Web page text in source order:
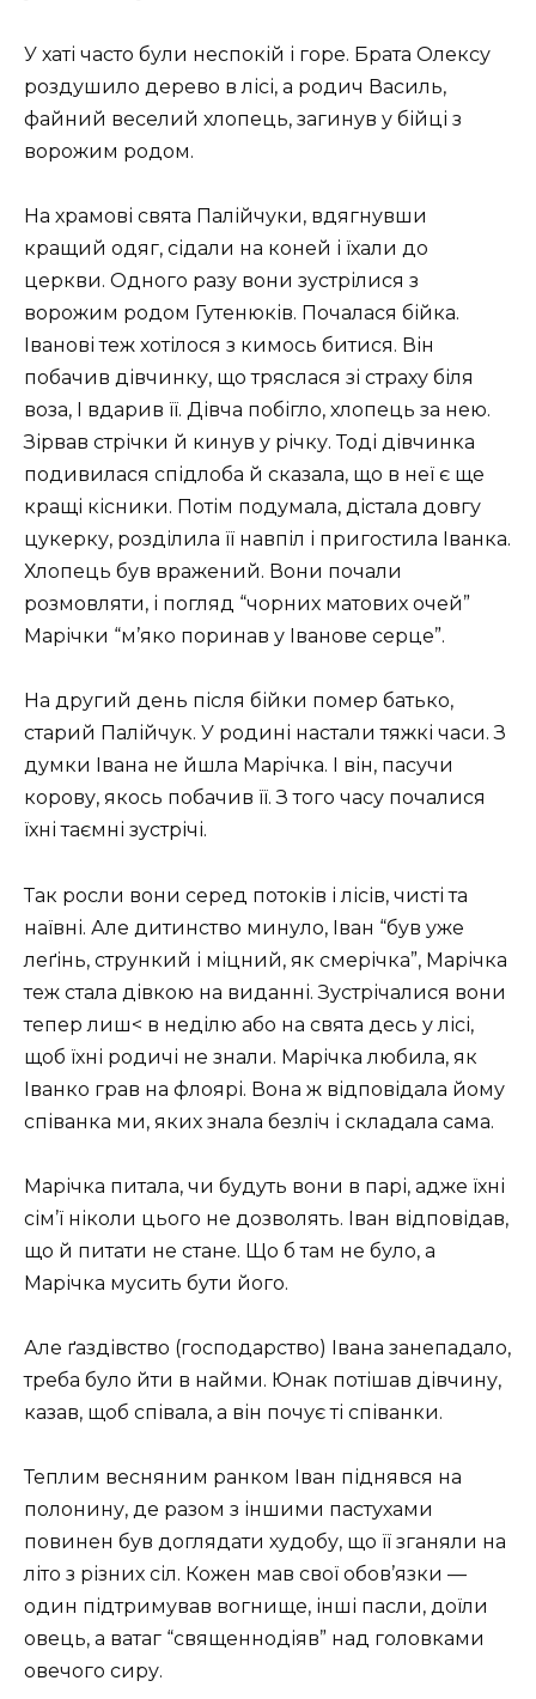
У хаті часто були неспокій і горе. Брата Олексу
роздушило дерево в лісі, а родич Василь,
файний веселий хлопець, загинув у бійці з
ворожим родом.
На храмові свята Палійчуки, вдягнувши
кращий одяг, сідали на коней і їхали до
церкви. Одного разу вони зустрілися з
ворожим родом Гутенюків. Почалася бійка.
Іванові теж хотілося з кимось битися. Він
побачив дівчинку, що тряслася зі страху біля
воза, І вдарив її. Дівча побігло, хлопець за нею.
Зірвав стрічки й кинув у річку. Тоді дівчинка
подивилася спідлоба й сказала, що в неї є ще
кращі кісники. Потім подумала, дістала довгу
цукерку, розділила її навпіл і пригостила Іванка.
Хлопець був вражений. Вони почали
розмовляти, і погляд “чорних матових очей”
Марічки “м’яко поринав у Іванове серце”.
На другий день після бійки помер батько,
старий Палійчук. У родині настали тяжкі часи. З
думки Івана не йшла Марічка. І він, пасучи
корову, якось побачив її. З того часу почалися
їхні таємні зустрічі.
Так росли вони серед потоків і лісів, чисті та
наївні. Але дитинство минуло, Іван “був уже
леґінь, стрункий і міцний, як смерічка”, Марічка
теж стала дівкою на виданні. Зустрічалися вони
тепер лиш< в неділю або на свята десь у лісі,
щоб їхні родичі не знали. Марічка любила, як
Іванко грав на флоярі. Вона ж відповідала йому
співанка ми, яких знала безліч і складала сама.
Марічка питала, чи будуть вони в парі, адже їхні
сім’ї ніколи цього не дозволять. Іван відповідав,
що й питати не стане. Що б там не було, а
Марічка мусить бути його.
Але ґаздівство (господарство) Івана занепадало,
треба було йти в найми. Юнак потішав дівчину,
казав, щоб співала, а він почує ті співанки.
Теплим весняним ранком Іван піднявся на
полонину, де разом з іншими пастухами
повинен був доглядати худобу, що її зганяли на
літо з різних сіл. Кожен мав свої обов’язки —
один підтримував вогнище, інші пасли, доїли
овець, а ватаг “священнодіяв” над головками
овечого сиру.